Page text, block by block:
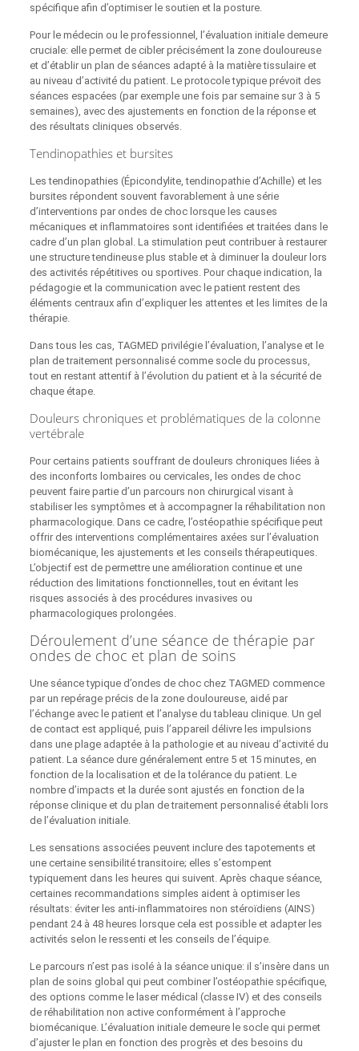
spécifique afin d’optimiser le soutien et la posture.
Pour le médecin ou le professionnel, l’évaluation initiale demeure
cruciale: elle permet de cibler précisément la zone douloureuse
et d’établir un plan de séances adapté à la matière tissulaire et
au niveau d’activité du patient. Le protocole typique prévoit des
séances espacées (par exemple une fois par semaine sur 3 à 5
semaines), avec des ajustements en fonction de la réponse et
des résultats cliniques observés.
Tendinopathies et bursites
Les tendinopathies (Épicondylite, tendinopathie d’Achille) et les
bursites répondent souvent favorablement à une série
d’interventions par ondes de choc lorsque les causes
mécaniques et inflammatoires sont identifiées et traitées dans le
cadre d’un plan global. La stimulation peut contribuer à restaurer
une structure tendineuse plus stable et à diminuer la douleur lors
des activités répétitives ou sportives. Pour chaque indication, la
pédagogie et la communication avec le patient restent des
éléments centraux afin d’expliquer les attentes et les limites de la
thérapie.
Dans tous les cas, TAGMED privilégie l’évaluation, l’analyse et le
plan de traitement personnalisé comme socle du processus,
tout en restant attentif à l’évolution du patient et à la sécurité de
chaque étape.
Douleurs chroniques et problématiques de la colonne
vertébrale
Pour certains patients souffrant de douleurs chroniques liées à
des inconforts lombaires ou cervicales, les ondes de choc
peuvent faire partie d’un parcours non chirurgical visant à
stabiliser les symptômes et à accompagner la réhabilitation non
pharmacologique. Dans ce cadre, l’ostéopathie spécifique peut
offrir des interventions complémentaires axées sur l’évaluation
biomécanique, les ajustements et les conseils thérapeutiques.
L’objectif est de permettre une amélioration continue et une
réduction des limitations fonctionnelles, tout en évitant les
risques associés à des procédures invasives ou
pharmacologiques prolongées.
Déroulement d’une séance de thérapie par
ondes de choc et plan de soins
Une séance typique d’ondes de choc chez TAGMED commence
par un repérage précis de la zone douloureuse, aidé par
l’échange avec le patient et l’analyse du tableau clinique. Un gel
de contact est appliqué, puis l’appareil délivre les impulsions
dans une plage adaptée à la pathologie et au niveau d’activité du
patient. La séance dure généralement entre 5 et 15 minutes, en
fonction de la localisation et de la tolérance du patient. Le
nombre d’impacts et la durée sont ajustés en fonction de la
réponse clinique et du plan de traitement personnalisé établi lors
de l’évaluation initiale.
Les sensations associées peuvent inclure des tapotements et
une certaine sensibilité transitoire; elles s’estompent
typiquement dans les heures qui suivent. Après chaque séance,
certaines recommandations simples aident à optimiser les
résultats: éviter les anti-inflammatoires non stéroïdiens (AINS)
pendant 24 à 48 heures lorsque cela est possible et adapter les
activités selon le ressenti et les conseils de l’équipe.
Le parcours n’est pas isolé à la séance unique: il s’insère dans un
plan de soins global qui peut combiner l’ostéopathie spécifique,
des options comme le laser médical (classe IV) et des conseils
de réhabilitation non active conformément à l’approche
biomécanique. L’évaluation initiale demeure le socle qui permet
d’ajuster le plan en fonction des progrès et des besoins du